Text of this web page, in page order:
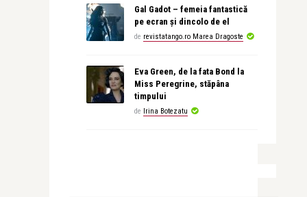
Gal Gadot – femeia fantastică
pe ecran și dincolo de el
de revistatango.ro Marea Dragoste
Eva Green, de la fata Bond la
Miss Peregrine, stăpâna
timpului
de Irina Botezatu